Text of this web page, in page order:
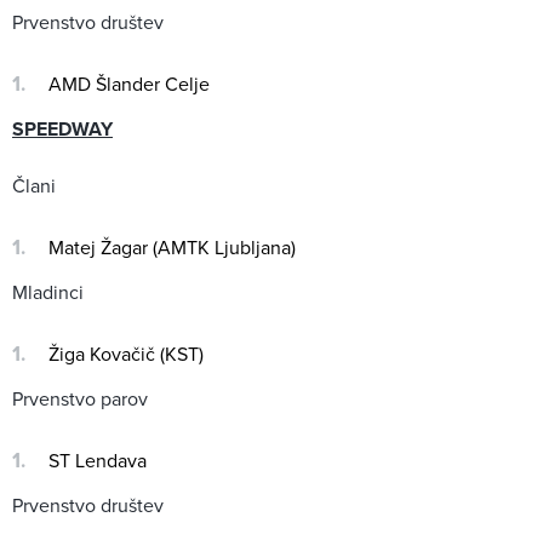
Prvenstvo društev
AMD Šlander Celje
SPEEDWAY
Člani
Matej Žagar (AMTK Ljubljana)
Mladinci
Žiga Kovačič (KST)
Prvenstvo parov
ST Lendava
Prvenstvo društev